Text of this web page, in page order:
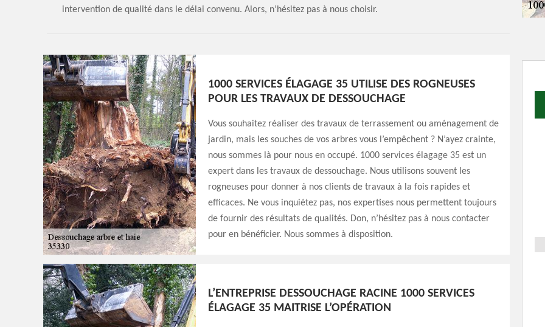
intervention de qualité dans le délai convenu. Alors, n’hésitez pas à nous choisir.
1000 SERVICES ÉLAGAGE 35 UTILISE DES ROGNEUSES
POUR LES TRAVAUX DE DESSOUCHAGE
Vous souhaitez réaliser des travaux de terrassement ou aménagement de
jardin, mais les souches de vos arbres vous l’empêchent ? N’ayez crainte,
nous sommes là pour nous en occupé. 1000 services élagage 35 est un
expert dans les travaux de dessouchage. Nous utilisons souvent les
rogneuses pour donner à nos clients de travaux à la fois rapides et
efficaces. Ne vous inquiétez pas, nos expertises nous permettent toujours
de fournir des résultats de qualités. Don, n’hésitez pas à nous contacter
pour en bénéficier. Nous sommes à disposition.
L’ENTREPRISE DESSOUCHAGE RACINE 1000 SERVICES
ÉLAGAGE 35 MAITRISE L’OPÉRATION